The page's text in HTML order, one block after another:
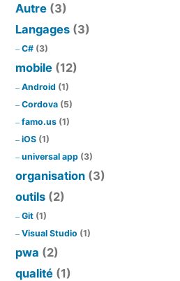
Autre (3)
Langages (3)
C# (3)
mobile (12)
Android (1)
Cordova (5)
famo.us (1)
iOS (1)
universal app (3)
organisation (3)
outils (2)
Git (1)
Visual Studio (1)
pwa (2)
qualité (1)